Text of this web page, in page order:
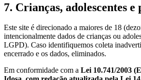
7. Crianças, adolescentes e
Este site é direcionado a maiores de 18
intencionalmente dados de crianças ou
LGPD). Caso identifiquemos coleta
encerrado e os dados, eliminados.
Em conformidade com a Lei 10.741/2003